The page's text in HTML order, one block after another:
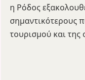
η Ρόδος
σημαντικότερους
τουρισμού και της